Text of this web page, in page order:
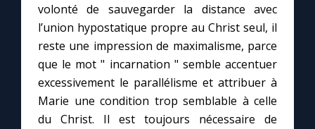
volonté de sauvegarder la distance avec
l’union hypostatique propre au Christ seul, il
reste une impression de maximalisme, parce
que le mot " incarnation " semble accentuer
excessivement le parallélisme et attribuer à
Marie une condition trop semblable à celle
du Christ. Il est toujours nécessaire de